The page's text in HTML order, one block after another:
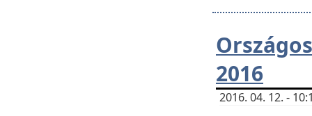
2016
2016. 04. 12. -